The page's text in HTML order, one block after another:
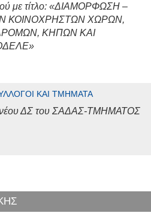
με τίτλο: «ΔΙΑΜΟΡΦΩΣΗ –
ΚΟΙΝΟΧΡΗΣΤΩΝ ΧΩΡΩΝ,
ΚΗΠΩΝ ΚΑΙ
ΚΑΙ ΤΜΉΜΑΤΑ
νέου ΔΣ του ΣΑΔΑΣ-ΤΜΗΜΑΤΟΣ